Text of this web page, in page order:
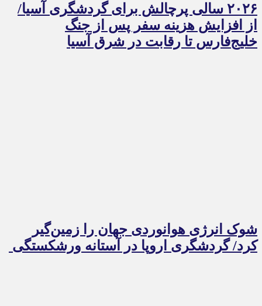
۲۰۲۶ سالی پرچالش برای گردشگری آسیا/
از افزایش هزینه سفر پس از جنگ
خلیج‌فارس تا رقابت در شرق آسیا
شوک انرژی هوانوردی جهان را زمین‌گیر
کرد/ گردشگری اروپا در آستانه ورشکستگی